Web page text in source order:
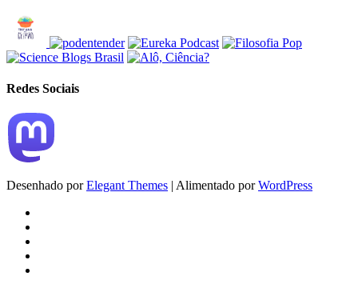
Redes Sociais
Desenhado porElegant Themes | Alimentado porWordPress